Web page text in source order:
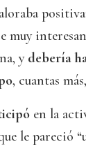
muy
y debería
, cuantas
en la
le pareció